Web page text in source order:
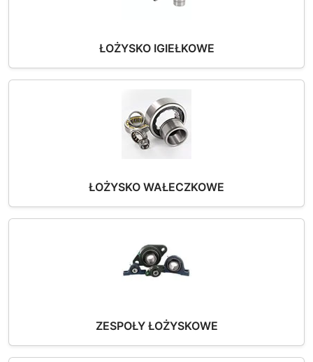
ŁOŻYSKO IGIEŁKOWE
ŁOŻYSKO WAŁECZKOWE
ZESPOŁY ŁOŻYSKOWE